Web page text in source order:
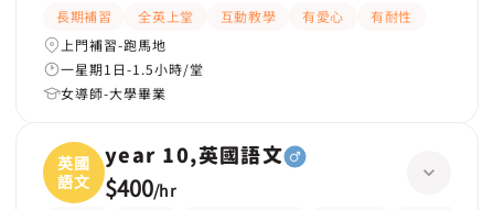
長期補習 全英上堂 互動教學 有愛心
有耐性
上門補習-跑馬地
一星期1日-1.5小時/堂
女導師-大學畢業
英國
語文
year 10,英國語文
$400/hr